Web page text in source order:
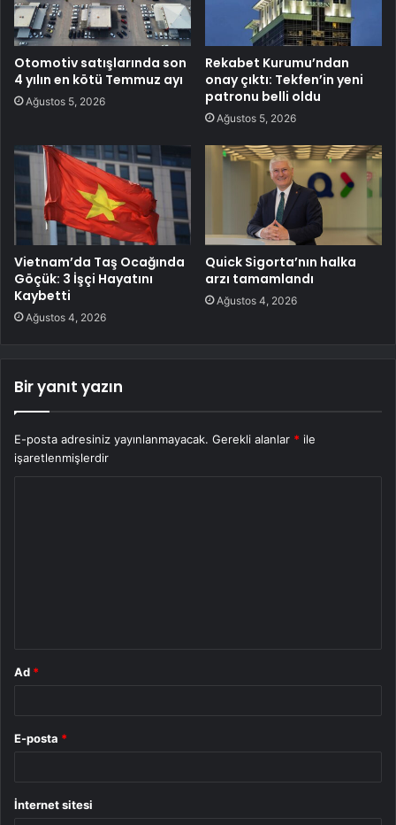
Otomotiv satışlarında son
4 yılın en kötü Temmuz ayı
Ağustos 5, 2026
Rekabet Kurumu’ndan
onay çıktı: Tekfen’in yeni
patronu belli oldu
Ağustos 5, 2026
Vietnam’da Taş Ocağında
Göçük: 3 İşçi Hayatını
Kaybetti
Ağustos 4, 2026
Quick Sigorta’nın halka
arzı tamamlandı
Ağustos 4, 2026
Bir yanıt yazın
E-posta adresiniz yayınlanmayacak. Gerekli alanlar * ile
işaretlenmişlerdir
Ad *
E-posta *
İnternet sitesi